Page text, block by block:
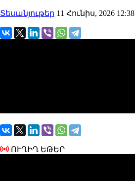
Տեսանյութեր 11 Հունիս, 2026 12:38
ՈՒՂԻՂ ԵԹԵՐ